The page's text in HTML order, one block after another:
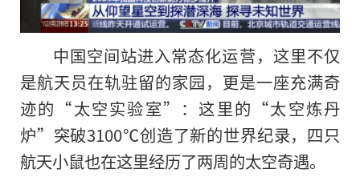
中国空间站进入常态化运营，这里不仅
是航天员在轨驻留的家园，更是一座充满奇
迹的“太空实验室”：这里的“太空炼丹
炉”突破3100℃创造了新的世界纪录，四只
航天小鼠也在这里经历了两周的太空奇遇。